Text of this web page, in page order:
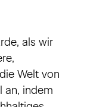
als wir
Welt von
an, indem